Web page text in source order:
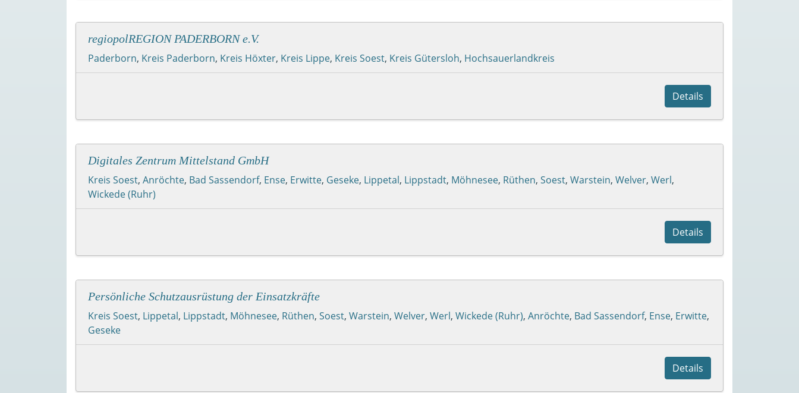
regiopolREGION PADERBORN e.V.
Paderborn, Kreis Paderborn, Kreis Höxter, Kreis Lippe, Kreis Soest, Kreis Gütersloh, Hochsauerlandkreis
Details
Digitales Zentrum Mittelstand GmbH
Kreis Soest, Anröchte, Bad Sassendorf, Ense, Erwitte, Geseke, Lippetal, Lippstadt, Möhnesee, Rüthen, Soest, Warstein, Welver, Werl,
Wickede (Ruhr)
Details
Persönliche Schutzausrüstung der Einsatzkräfte
Kreis Soest, Lippetal, Lippstadt, Möhnesee, Rüthen, Soest, Warstein, Welver, Werl, Wickede (Ruhr), Anröchte, Bad Sassendorf, Ense, Erwitte,
Geseke
Details